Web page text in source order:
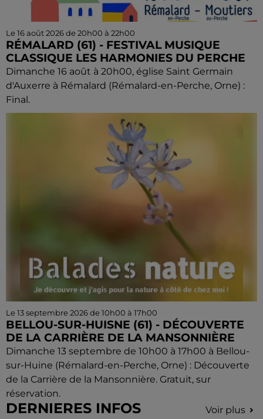
Le 16 août 2026 de 20h00 à 22h00
RÉMALARD (61) - FESTIVAL MUSIQUE
CLASSIQUE LES HARMONIES DU PERCHE
Dimanche 16 août à 20h00, église Saint Germain
d'Auxerre à Rémalard (Rémalard-en-Perche, Orne) :
Final.
Le 13 septembre 2026 de 10h00 à 17h00
BELLOU-SUR-HUISNE (61) - DÉCOUVERTE
DE LA CARRIÈRE DE LA MANSONNIÈRE
Dimanche 13 septembre de 10h00 à 17h00 à Bellou-
sur-Huine (Rémalard-en-Perche, Orne) : Découverte
de la Carrière de la Mansonnière. Gratuit, sur
réservation.
DERNIERES INFOS Voir plus